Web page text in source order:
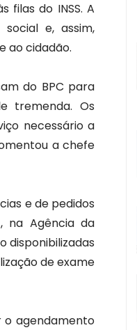
do INSS. A
e, assim,
ao cidadão.
do BPC para
tremenda. Os
necessário a
a chefe
e de pedidos
na Agência da
disponibilizadas
de exame
o agendamento